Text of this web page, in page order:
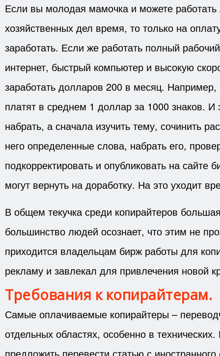
Если вы молодая мамочка и можете
хозяйственных дел время, то только на
заработать. Если же работать полный
интернет, быстрый компьютер и высокую
заработать долларов 200 в месяц.
платят в среднем 1 доллар за 1000 знаков. И
набрать, а сначала изучить тему, сочинить
него определенные слова, набрать его,
подкорректировать и опубликовать на сайте
могут вернуть на доработку. На это уходит
В общем текучка среди копирайтеров
большинство людей осознает, что этим не
приходится владельцам бирж работы для
рекламу и завлекал для привлечения новой
Требования к копирайтерам.
Самые оплачиваемые копирайтеры –
отдельных областях, особенно в
предложить перевести статью с